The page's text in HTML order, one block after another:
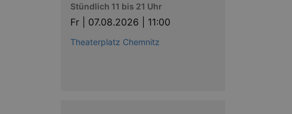
Stündlich 11 bis 21 Uhr
Fr | 07.08.2026 | 11:00
Theaterplatz Chemnitz